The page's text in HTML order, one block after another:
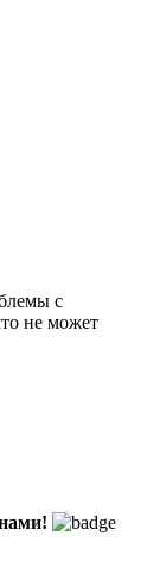
с
не может